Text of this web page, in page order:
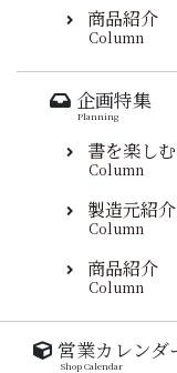
商品紹介
Column
企画特集
Planning
書を楽しむ
Column
製造元紹介
Column
商品紹介
Column
営業カレンダ
Shop Calendar